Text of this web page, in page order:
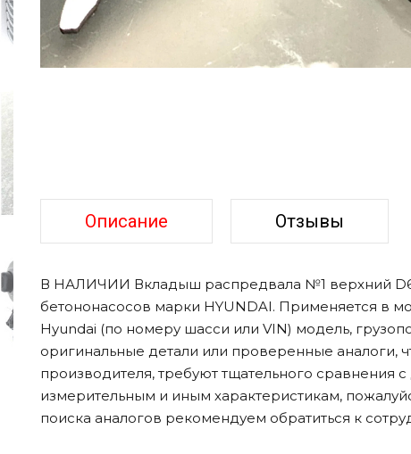
Описание Отзывы
В НАЛИЧИИ Вкладыш распредвала №1 верхний
бетононасосов марки HYUNDAI. Применяется в
Hyundai (по номеру шасси или VIN) модель,
оригинальные детали или проверенные аналоги,
производителя, требуют тщательного сравнения
измерительным и иным характеристикам,
поиска аналогов рекомендуем обратиться к